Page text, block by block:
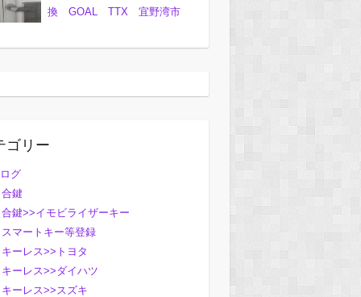
換 GOAL TTX 宜野湾市
ゴリー
グ
合鍵
合鍵>>イモビライザーキー
スマートキー等登録
キーレス>>トヨタ
キーレス>>ダイハツ
キーレス>>スズキ